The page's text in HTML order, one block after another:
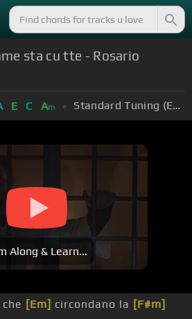
sta cu tte - Rosario
E C Am Standard Tuning (EADGBE)
Along & Learn...
[Em] circondano la [F#m]